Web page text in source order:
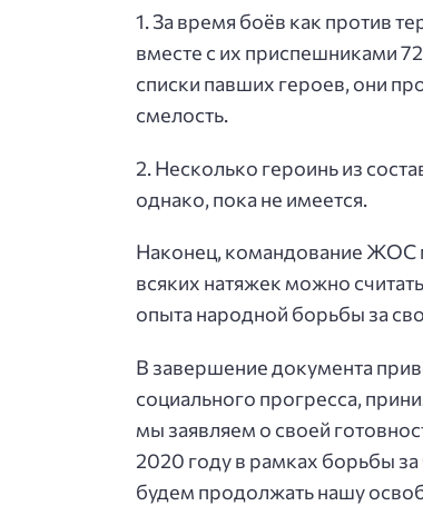
1. За время боёв как против
вместе с их приспешниками
списки павших героев, они
смелость.
2. Несколько героинь из
однако, пока не имеется.
Наконец, командование ЖОС
всяких натяжек можно
опыта народной борьбы за
В завершение документа
социального прогресса,
мы заявляем о своей
2020 году в рамках борьбы
будем продолжать нашу